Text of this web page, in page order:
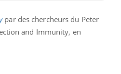
par des chercheurs du Peter
and Immunity, en